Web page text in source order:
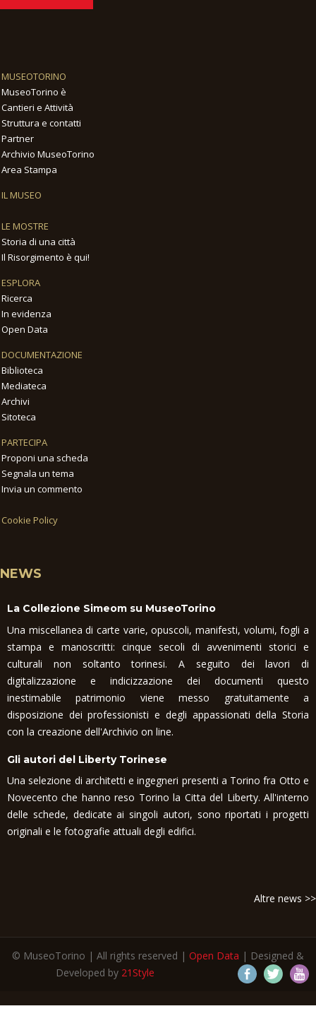
MUSEOTORINO
MuseoTorino è
Cantieri e Attività
Struttura e contatti
Partner
Archivio MuseoTorino
Area Stampa
IL MUSEO
LE MOSTRE
Storia di una città
Il Risorgimento è qui!
ESPLORA
Ricerca
In evidenza
Open Data
DOCUMENTAZIONE
Biblioteca
Mediateca
Archivi
Sitoteca
PARTECIPA
Proponi una scheda
Segnala un tema
Invia un commento
Cookie Policy
NEWS
La Collezione Simeom su MuseoTorino
Una miscellanea di carte varie, opuscoli, manifesti, volumi, fogli a
stampa e manoscritti: cinque secoli di avvenimenti storici e
culturali non soltanto torinesi. A seguito dei lavori di
digitalizzazione e indicizzazione dei documenti questo
inestimabile patrimonio viene messo gratuitamente a
disposizione dei professionisti e degli appassionati della Storia
con la creazione dell'Archivio on line.
Gli autori del Liberty Torinese
Una selezione di architetti e ingegneri presenti a Torino fra Otto e
Novecento che hanno reso Torino la Citta del Liberty. All'interno
delle schede, dedicate ai singoli autori, sono riportati i progetti
originali e le fotografie attuali degli edifici.
Altre news >>
© MuseoTorino | All rights reserved | Open Data | Designed &
Developed by 21Style